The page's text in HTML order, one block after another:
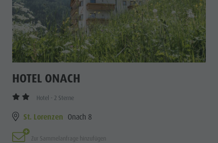
HOTEL ONACH
Hotel - 2 Sterne
St. Lorenzen Onach 8
Zur Sammelanfrage hinzufügen